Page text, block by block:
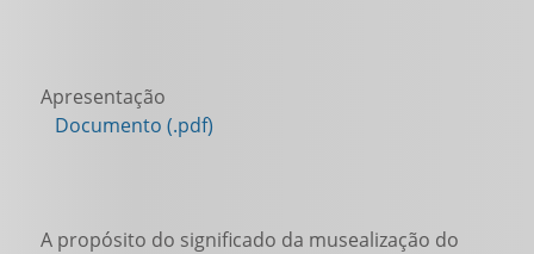
Apresentação
Documento (.pdf)
A propósito do significado da musealização do